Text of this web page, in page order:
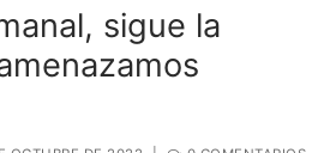
sigue la